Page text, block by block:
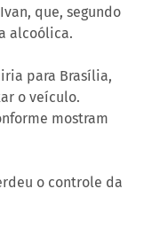
que, segundo
alcoólica.
para Brasília,
o veículo.
mostram
o controle da